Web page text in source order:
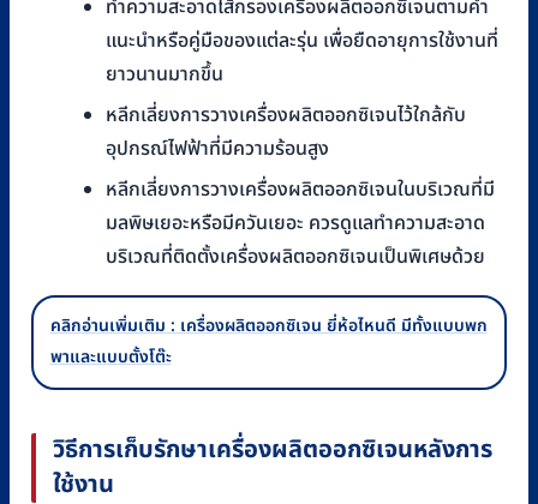
ทำความสะอาดไส้กรองเครื่องผลิตออกซิเจนตามคำ
แนะนำหรือคู่มือของแต่ละรุ่น เพื่อยืดอายุการใช้งานที่
ยาวนานมากขึ้น
หลีกเลี่ยงการวางเครื่องผลิตออกซิเจนไว้ใกล้กับ
อุปกรณ์ไฟฟ้าที่มีความร้อนสูง
หลีกเลี่ยงการวางเครื่องผลิตออกซิเจนในบริเวณที่มี
มลพิษเยอะหรือมีควันเยอะ ควรดูแลทำความสะอาด
บริเวณที่ติดตั้งเครื่องผลิตออกซิเจนเป็นพิเศษด้วย
คลิกอ่านเพิ่มเติม : เครื่องผลิตออกซิเจน ยี่ห้อไหนดี มีทั้งแบบพก
พาและแบบตั้งโต๊ะ
วิธีการเก็บรักษาเครื่องผลิตออกซิเจนหลังการ
ใช้งาน